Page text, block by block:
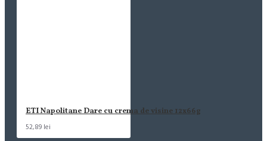
ETI Napolitane Dare cu crema de visine 12x66g
52,89 lei